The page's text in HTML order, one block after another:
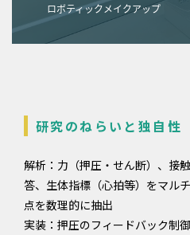
ロボティックメイクアップ
研究のねらいと独自性
解析：力（押圧・せん断）、接
答、生体指標（心拍等）をマル
点を数理的に抽出
実装：押圧のフィードバック制